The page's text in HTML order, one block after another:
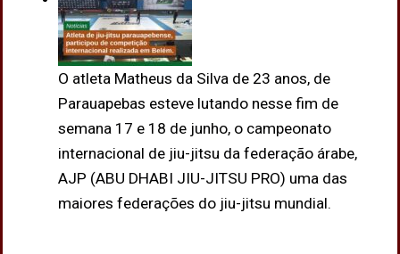
O atleta Matheus da Silva de 23 anos, de
Parauapebas esteve lutando nesse fim de
semana 17 e 18 de junho, o campeonato
internacional de jiu-jitsu da federação árabe,
AJP (ABU DHABI JIU-JITSU PRO) uma das
maiores federações do jiu-jitsu mundial.